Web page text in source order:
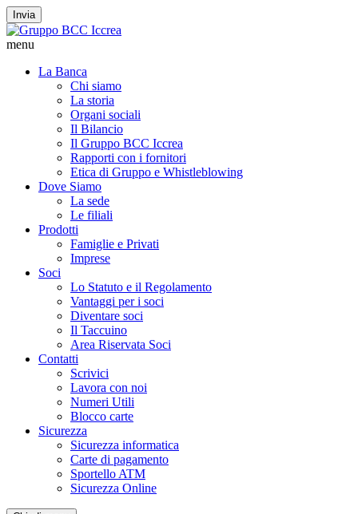
Invia
menu
La Banca
Chi siamo
La storia
Organi sociali
Il Bilancio
Il Gruppo BCC Iccrea
Rapporti con i fornitori
Etica di Gruppo e Whistleblowing
Dove Siamo
La sede
Le filiali
Prodotti
Famiglie e Privati
Imprese
Soci
Lo Statuto e il Regolamento
Vantaggi per i soci
Diventare soci
Il Taccuino
Area Riservata Soci
Contatti
Scrivici
Lavora con noi
Numeri Utili
Blocco carte
Sicurezza
Sicurezza informatica
Carte di pagamento
Sportello ATM
Sicurezza Online